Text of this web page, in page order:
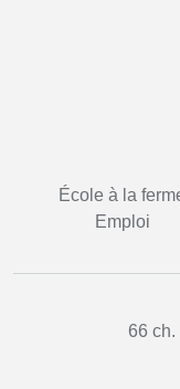
École à la
Emploi
66 ch.